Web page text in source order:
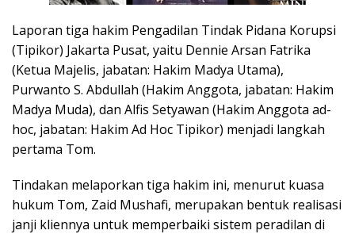
Laporan tiga hakim Pengadilan Tindak Pidana Korupsi
(Tipikor) Jakarta Pusat, yaitu Dennie Arsan Fatrika
(Ketua Majelis, jabatan: Hakim Madya Utama),
Purwanto S. Abdullah (Hakim Anggota, jabatan: Hakim
Madya Muda), dan Alfis Setyawan (Hakim Anggota ad-
hoc, jabatan: Hakim Ad Hoc Tipikor) menjadi langkah
pertama Tom.
Tindakan melaporkan tiga hakim ini, menurut kuasa
hukum Tom, Zaid Mushafi, merupakan bentuk realisasi
janji kliennya untuk memperbaiki sistem peradilan di